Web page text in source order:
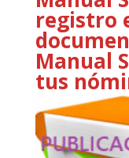
registro
Manual
tus